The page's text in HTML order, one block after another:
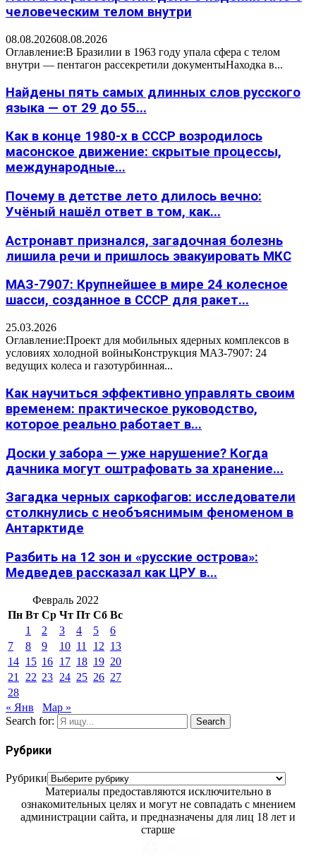
человеческим телом внутри
08.08.202608.08.2026
Оглавление:В Бразилии в 1963 году упала сфера с телом
внутри — пентагон рассекретили документыНаходка в...
Найдены пять самых длинных слов русского
языка — от 29 до 55...
Как в конце 1980-х в СССР возродилось
масонское движение: скрытые процессы,
международные...
Почему в детстве лето длилось вечно:
Учёный нашёл ответ в том, как...
Астронавт признался, загадочная болезнь
лишила речи и пришлось эвакуировать МКС
МАЗ-7907: Крупнейшее в мире 24 колесное
шасси, созданное в СССР для ракет...
25.03.2026
Оглавление:Проект для мобильных ядерных комплексов в
условиях холодной войныКонструкция МАЗ-7907: 24
ведущих колеса и газотурбинная...
Как научиться эффективно управлять своим
временем: практическое руководство,
которое реально работает в...
Доски у забора — уже нарушение? Когда
дачника могут оштрафовать за хранение...
Загадка черных саркофагов: исследователи
столкнулись с необъяснимым феноменом в
Антарктиде
Разбить на 12 зон и «русские острова»:
Медведев рассказал как ЦРУ в...
Февраль 2022
Пн Вт Ср Чт Пт Сб Вс
1
2 3 4 5
6
7
8 9 10 11 12 13
14 15 16 17 18 19 20
21
22 23 24 25 26 27
28
« Янв
Мар »
Search for:
Search
Рубрики
Рубрики
Материалы предоставляются исключительно в
ознакомительных целях и могут не совпадать с мнением
администрации сайта, и предназначены для лиц 18 лет и
старше